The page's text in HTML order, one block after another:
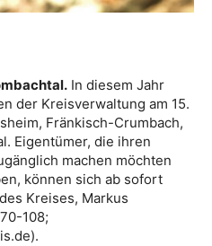
In diesem Jahr
der Kreisverwaltung am 15.
Fränkisch-Crumbach,
Eigentümer, die ihren
machen möchten
können sich ab sofort
Kreises, Markus
108;